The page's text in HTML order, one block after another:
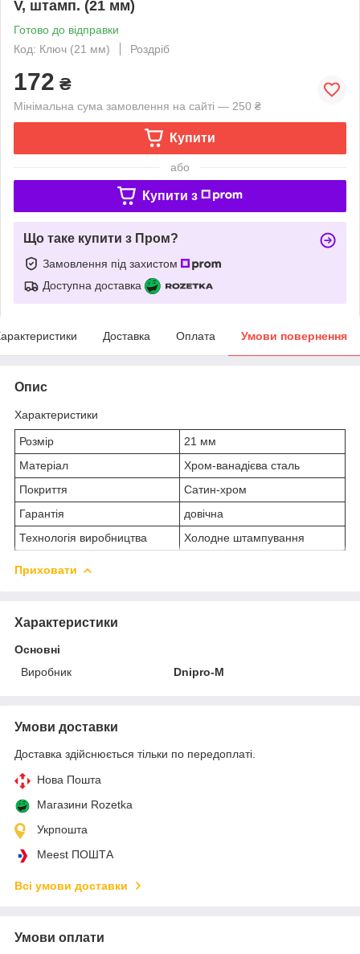
V, штамп. (21 мм)
Готово до відправки
Код: Ключ (21 мм)
Роздріб
172 ₴
Мінімальна сума замовлення на сайті — 250 ₴
Купити
або
Купити з
Що таке купити з Пром?
Замовлення під захистом
Доступна доставка
Доставка Оплата Умови повернення
Опис
Характеристики
Розмір
21 мм
Матеріал
Хром-ванадієва сталь
Покриття
Сатин-хром
Гарантія
довічна
Технологія виробництва
Холодне штампування
Приховати
Характеристики
Основні
Виробник
Dnipro-M
Умови доставки
Доставка здійснюється тільки по передоплаті.
Нова Пошта
Магазини Rozetka
Укрпошта
Meest ПОШТА
Всі умови доставки
Умови оплати